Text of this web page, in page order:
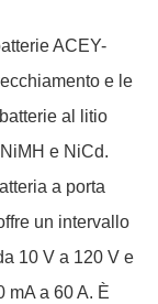
ACEY-
e le
al litio
e NiCd.
a porta
un intervallo
10 V a 120 V e
mA a 60 A. È